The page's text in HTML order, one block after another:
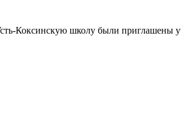
Коксинскую школу были приглашены